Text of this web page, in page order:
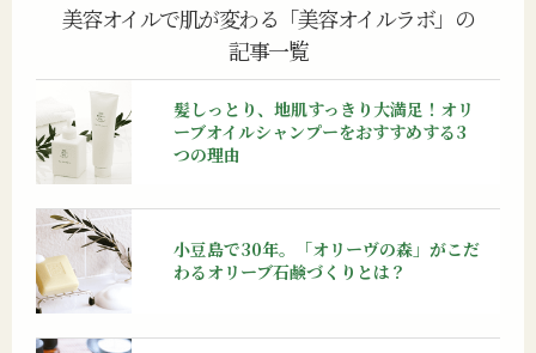
美容オイルで肌が変わる「美容オイルラボ」の
記事一覧
髪しっとり、地肌すっきり大満足！ オリ
ーブオイルシャンプーをおすすめする3
つの理由
小豆島で30年。「オリーヴの森」がこだ
わるオリーブ石鹸づくりとは？